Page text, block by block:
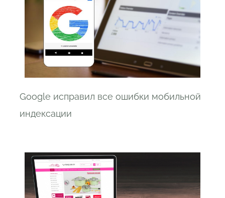
Google исправил все ошибки мобильной
индексации